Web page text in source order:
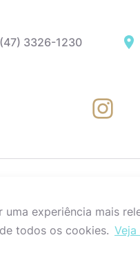
(47) 3326-1230
experiência mais
todos os cookies.